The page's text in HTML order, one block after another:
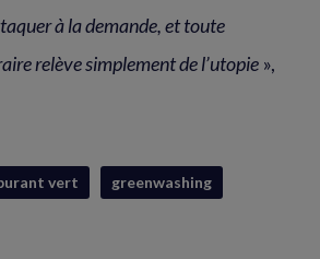
à la demande, et toute
relève simplement de l’utopie »,
vert greenwashing